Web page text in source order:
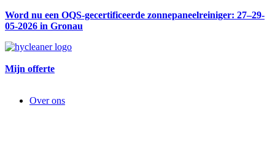
Word nu een OQS-gecertificeerde zonnepaneelreiniger: 27–29-
05-2026 in Gronau
Mijn offerte
Over ons